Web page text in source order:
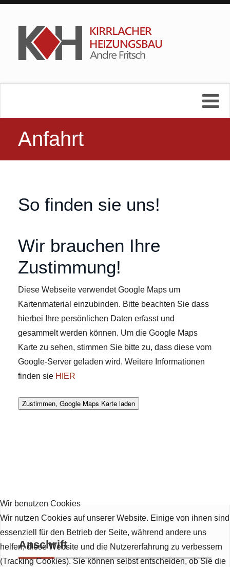
Anfahrt
Anschrift
So finden sie uns!
Wir brauchen Ihre
Zustimmung!
Diese Webseite verwendet Google Maps um
Kartenmaterial einzubinden. Bitte beachten Sie dass
hierbei Ihre persönlichen Daten erfasst und
gesammelt werden können. Um die Google Maps
Karte zu sehen, stimmen Sie bitte zu, dass diese vom
Google-Server geladen wird. Weitere Informationen
finden sie HIER
Wir benutzen Cookies
Wir nutzen Cookies auf unserer Website. Einige von ihnen sind
essenziell für den Betrieb der Seite, während andere uns
helfen, diese Website und die Nutzererfahrung zu verbessern
(Tracking Cookies). Sie können selbst entscheiden, ob Sie die